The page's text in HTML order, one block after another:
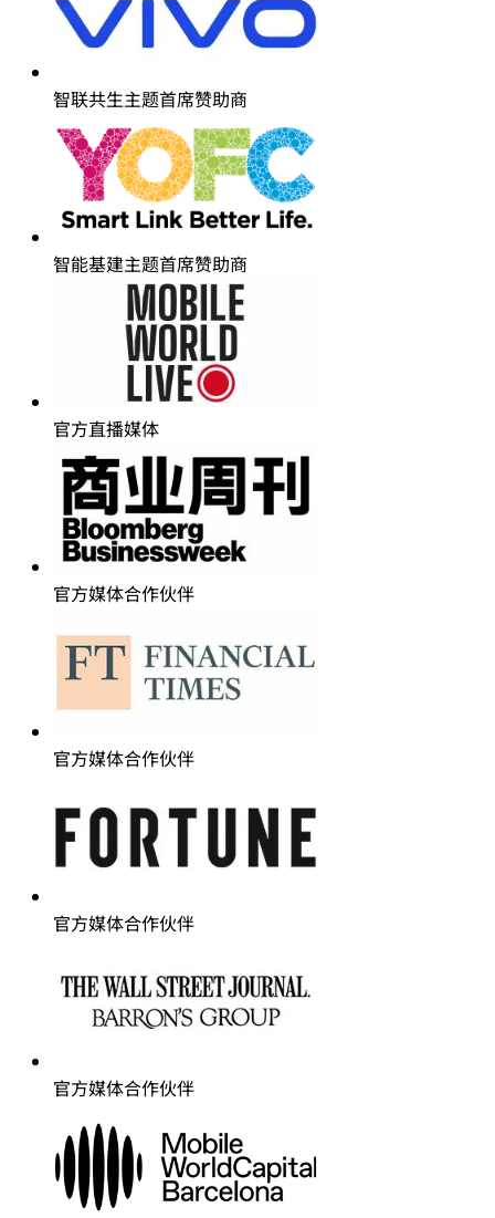
智联共生主题首席赞助商
智能基建主题首席赞助商
官方直播媒体
官方媒体合作伙伴
官方媒体合作伙伴
官方媒体合作伙伴
官方媒体合作伙伴